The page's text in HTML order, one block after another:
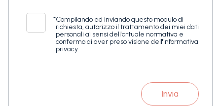
*Compilando ed inviando questo modulo di
richiesta, autorizzo il trattamento dei miei dati
personali ai sensi dell'attuale normativa e
confermo di aver preso visione dell'informativa
privacy.
Invia